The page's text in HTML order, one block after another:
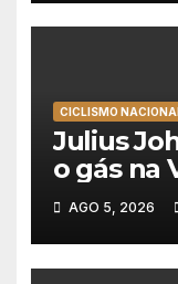
CICLISMO
Julius
o gás na
lidera
Team
AGO 5, 2026